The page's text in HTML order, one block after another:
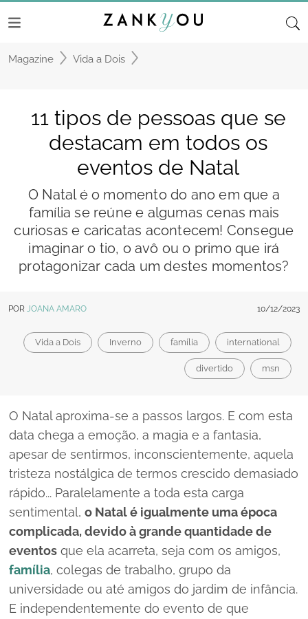
Magazine Vida a Dois
11 tipos de pessoas que se
destacam em todos os
eventos de Natal
O Natal é o momento do ano em que a
família se reúne e algumas cenas mais
curiosas e caricatas acontecem! Consegue
imaginar o tio, o avô ou o primo que irá
protagonizar cada um destes momentos?
POR JOANA AMARO 10/12/2023
Vida a Dois Inverno família international
divertido msn
O Natal aproxima-se a passos largos. E com esta
data chega a emoção, a magia e a fantasia,
apesar de sentirmos, inconscientemente, aquela
tristeza nostálgica de termos crescido demasiado
rápido... Paralelamente a toda esta carga
sentimental, o Natal é igualmente uma época
complicada, devido à grande quantidade de
eventos que ela acarreta, seja com os amigos,
família, colegas de trabalho, grupo da
universidade ou até amigos do jardim de infância.
E independentemente do evento de que